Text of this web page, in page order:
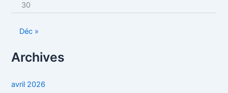
30
Déc »
Archives
avril 2026